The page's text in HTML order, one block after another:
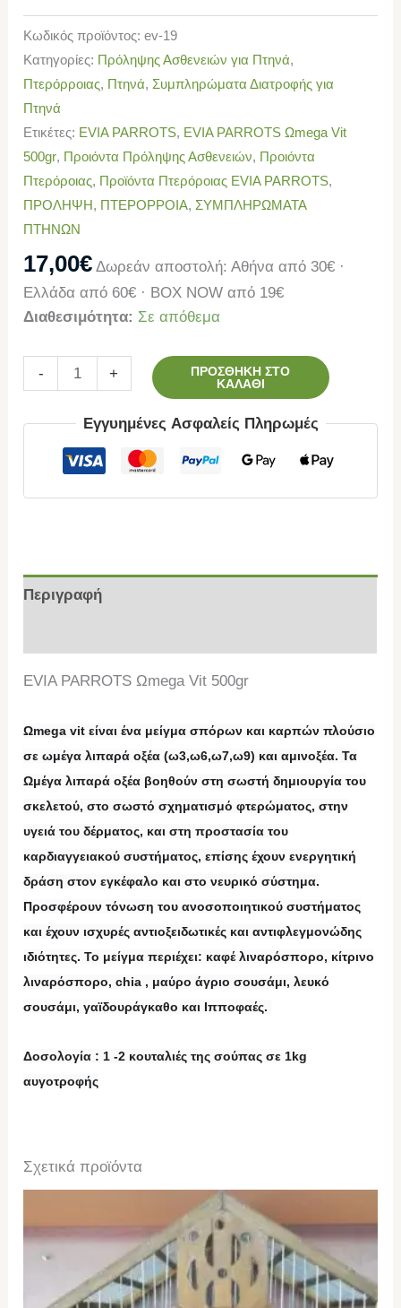
Κωδικός προϊόντος:ev-19
Κατηγορίες: Πρόληψης Ασθενειών για Πτηνά,
Πτερόρροιας, Πτηνά, Συμπληρώματα Διατροφής για
Πτηνά
Ετικέτες: EVIA PARROTS, EVIA PARROTS Ωmega Vit
500gr, Προιόντα Πρόληψης Ασθενειών, Προιόντα
Πτερόροιας, Προϊόντα Πτερόροιας EVIA PARROTS,
ΠΡΟΛΗΨΗ, ΠΤΕΡΟΡΡΟΙΑ, ΣΥΜΠΛΗΡΩΜΑΤΑ
ΠΤΗΝΩΝ
17,00€ Δωρεάν αποστολή: Αθήνα από 30€ ·
Ελλάδα από 60€ · BOX NOW από 19€
Διαθεσιμότητα: Σε απόθεμα
- +
ΠΡΟΣΘΉΚΗ ΣΤΟ
ΚΑΛΆΘΙ
Εγγυημένες Ασφαλείς Πληρωμές
Περιγραφή
EVIA PARROTS Ωmega Vit 500gr
Ωmega vit είναι ένα μείγμα σπόρων και καρπών πλούσιο
σε ωμέγα λιπαρά οξέα (ω3,ω6,ω7,ω9) καιαμινοξέα. Τα
Ωμέγα λιπαρά οξέα βοηθούν στη σωστή δημιουργία του
σκελετού, στο σωστό σχηματισμό φτερώματος, στην
υγειά του δέρματος, και στη προστασία του
καρδιαγγειακού συστήματος, επίσης έχουν ενεργητική
δράση στον εγκέφαλο και στο νευρικό σύστημα.
Προσφέρουν τόνωση του ανοσοποιητικού συστήματος
και έχουν ισχυρές αντιοξειδωτικές και αντιφλεγμονώδης
ιδιότητες. Το μείγμα περιέχει: καφέ λιναρόσπορο, κίτρινο
λιναρόσπορο, chia , μαύρο άγριο σουσάμι, λευκό
σουσάμι, γαϊδουράγκαθο και Ιπποφαές.
Δοσολογία : 1 -2 κουταλιές της σούπας σε 1kg
αυγοτροφής
Σχετικά προϊόντα